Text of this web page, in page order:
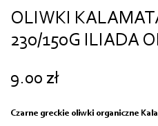
OLIWKI
230/150G ILIADA
9.00 zł
Czarne greckie oliwki organiczne